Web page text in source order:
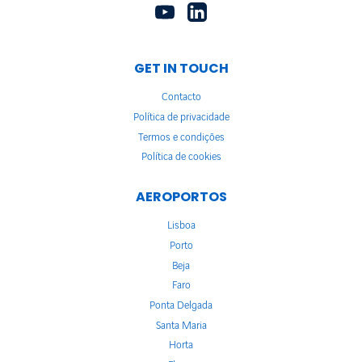
GET IN TOUCH
Contacto
Política de privacidade
Termos e condições
Política de cookies
AEROPORTOS
Lisboa
Porto
Beja
Faro
Ponta Delgada
Santa Maria
Horta